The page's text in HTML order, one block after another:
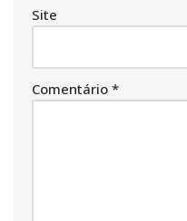
Site
Comentário *